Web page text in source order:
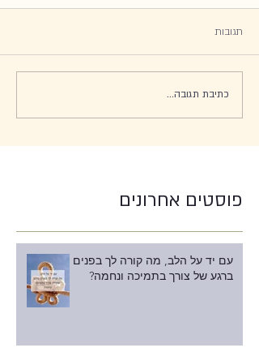
תגובות
כתיבת תגובה...
פוסטים אחרונים
עם יד על הלב, מה קורה לך בפנים
ברגע של צורך בתמיכה ונחמה?